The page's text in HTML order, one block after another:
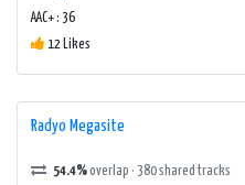
AAC+ : 36
12 Likes
Radyo Megasite
54.4%overlap · 380 shared tracks